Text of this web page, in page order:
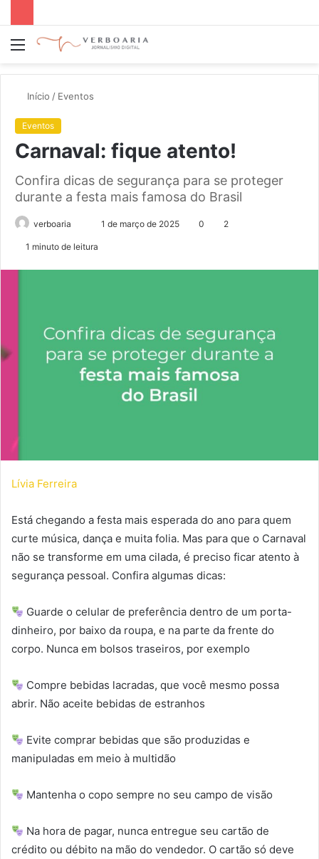
Menu
Início / Eventos
Eventos
Carnaval: fique atento!
Confira dicas de segurança para se proteger
durante a festa mais famosa do Brasil
verboaria
m
e
-
m
1 de março de 2025 0 2
1 minuto de leitura
Lívia Ferreira
Está chegando a festa mais esperada do ano para quem
curte música, dança e muita folia. Mas para que o Carnaval
não se transforme em uma cilada, é preciso ficar atento à
segurança pessoal. Confira algumas dicas:
Guarde o celular de preferência dentro de um porta-
dinheiro, por baixo da roupa, e na parte da frente do
corpo. Nunca em bolsos traseiros, por exemplo
Compre bebidas lacradas, que você mesmo possa
abrir. Não aceite bebidas de estranhos
Evite comprar bebidas que são produzidas e
manipuladas em meio à multidão
Mantenha o copo sempre no seu campo de visão
Na hora de pagar, nunca entregue seu cartão de
crédito ou débito na mão do vendedor. O cartão só deve